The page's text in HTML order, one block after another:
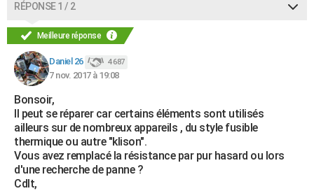
Dictionnaire
Biographies
Citations
Expressions
Proverbes
PROGRAMME TV
COPAINS D'AVANT
S'inscrire
Se connecter
Lycées
Collèges
Primaires
Universités
Entreprises
Service militaire
Avis de recherche
AVIS DE DÉCÈS
FORUM
Bricolage
Lifestyle
Culture
Sport
Auto
Television
Voyage
Cinema
RÉPONSE 1 / 2
Meilleure réponse
Daniel 26 4 687
7 nov. 2017 à 19:08
Bonsoir,
Il peut se réparer car certains éléments sont utilisés
ailleurs sur de nombreux appareils , du style fusible
thermique ou autre "klison".
Vous avez remplacé la résistance par pur hasard ou lors
d'une recherche de panne ?
Cdlt,